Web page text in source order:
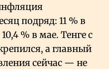
подряд: 11 % в
% в мае. Тенге с
а главный
сейчас — не